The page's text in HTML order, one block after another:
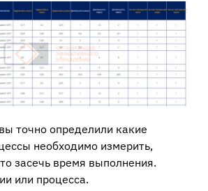
точно определили какие
необходимо измерить,
засечь время выполнения.
или процесса.